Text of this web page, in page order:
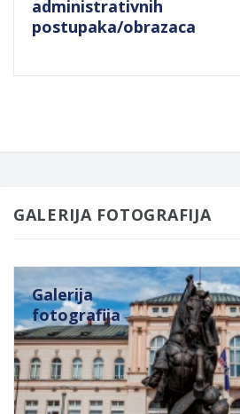
administrativnih
postupaka/obrazaca
GALERIJA FOTOGRAFIJA
Galerija
fotografija